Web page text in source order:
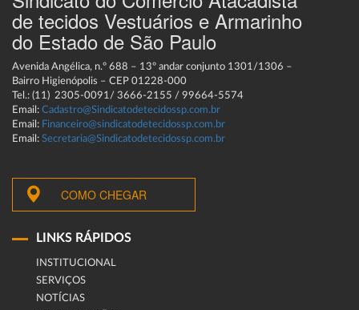
de tecidos Vestuários e Armarinho
do Estado de São Paulo
Avenida Angélica, n.º 688 – 13º andar conjunto 1301/1306 –
Bairro Higienópolis – CEP 01228-000
Tel.: (11) 2305-0091/ 3666-2155 / 99664-5574
Email: Cadastro@Sindicatodetecidossp.com.br
Email: Financeiro@sindicatodetecidossp.com.br
Email: Secretaria@Sindicatodetecidossp.com.br
COMO CHEGAR
LINKS RÁPIDOS
INSTITUCIONAL
SERVIÇOS
NOTÍCIAS